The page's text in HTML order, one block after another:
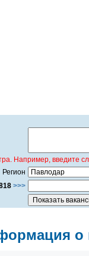
Например,
Регион
>>>
о